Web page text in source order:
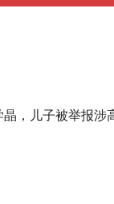
，儿子被举报涉